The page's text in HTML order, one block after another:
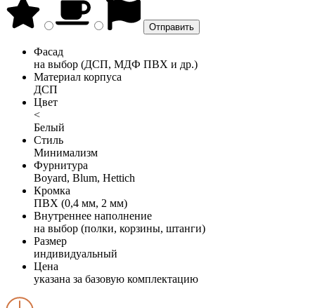
Фасад
на выбор (ДСП, МДФ ПВХ и др.)
Материал корпуса
ДСП
Цвет
<
Белый
Стиль
Минимализм
Фурнитура
Boyard, Blum, Hettich
Кромка
ПВХ (0,4 мм, 2 мм)
Внутреннее наполнение
на выбор (полки, корзины, штанги)
Размер
индивидуальный
Цена
указана за базовую комплектацию